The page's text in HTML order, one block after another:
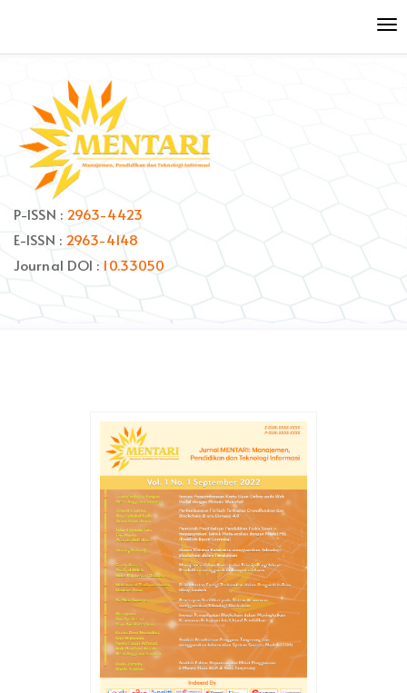
to
Main
Navigation
Main
Content
Sidebar
P-ISSN : 2963-4423
E-ISSN : 2963-4148
Journal DOI : 10.33050